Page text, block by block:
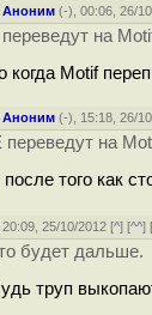
,Аноним (-), 00:06, 26/
на
когда Motif
,Аноним (-), 15:18, 26/
переведут на
того как
20:09, 25/10/2012 [^] [^^]
будет дальше.
труп